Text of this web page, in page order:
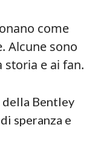
come
Alcune sono
storia e ai fan.
della Bentley
speranza e